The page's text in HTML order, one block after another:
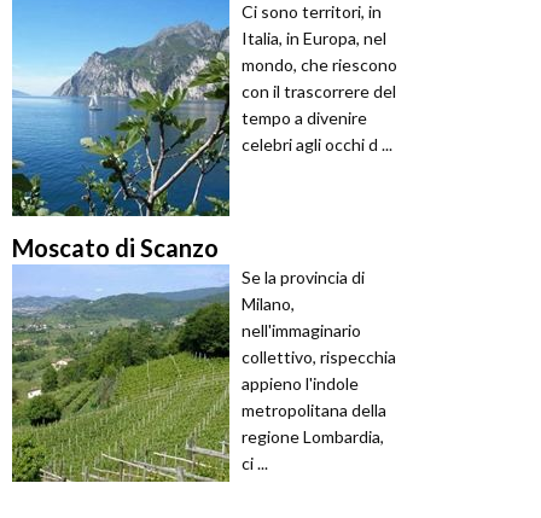
Ci sono territori, in
Italia, in Europa, nel
mondo, che riescono
con il trascorrere del
tempo a divenire
celebri agli occhi d ...
Moscato di Scanzo
Se la provincia di
Milano,
nell'immaginario
collettivo, rispecchia
appieno l'indole
metropolitana della
regione Lombardia,
ci ...